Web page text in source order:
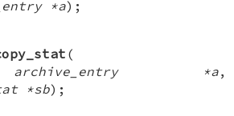
*a);
(
*a,
*sb);